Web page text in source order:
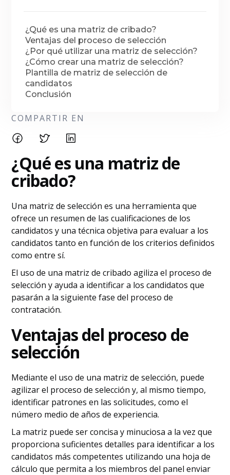
¿Qué es una matriz de cribado?
Ventajas del proceso de selección
¿Por qué utilizar una matriz de selección?
¿Cómo crear una matriz de selección?
Plantilla de matriz de selección de
candidatos
Conclusión
COMPARTIR EN
¿Qué es una matriz de
cribado?
Una matriz de selección es una herramienta que
ofrece un resumen de las cualificaciones de los
candidatos y una técnica objetiva para evaluar a los
candidatos tanto en función de los criterios definidos
como entre sí.
El uso de una matriz de cribado agiliza el proceso de
selección y ayuda a identificar a los candidatos que
pasarán a la siguiente fase del proceso de
contratación.
Ventajas del proceso de
selección
Mediante el uso de una matriz de selección, puede
agilizar el proceso de selección y, al mismo tiempo,
identificar patrones en las solicitudes, como el
número medio de años de experiencia.
La matriz puede ser concisa y minuciosa a la vez que
proporciona suficientes detalles para identificar a los
candidatos más competentes utilizando una hoja de
cálculo que permita a los miembros del panel enviar